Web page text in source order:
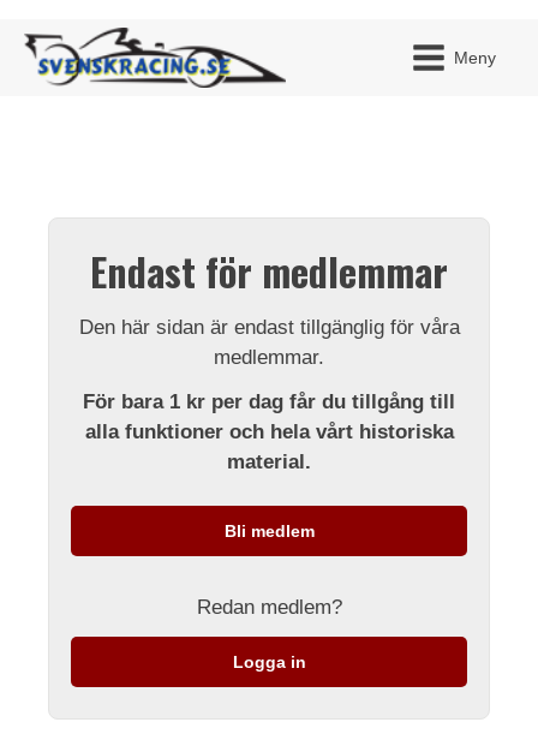
Meny
Endast för medlemmar
Den här sidan är endast tillgänglig för våra
medlemmar.
För bara 1 kr per dag får du tillgång till
alla funktioner och hela vårt historiska
material.
Bli medlem
Redan medlem?
Logga in